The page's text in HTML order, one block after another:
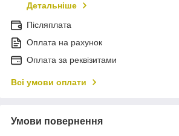
Детальніше
Післяплата
Оплата на рахунок
Оплата за реквізитами
Всі умови оплати
Умови повернення